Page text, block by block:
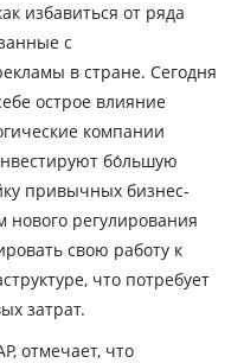
избавиться от ряда
с
в стране. Сегодня
острое влияние
компании
бо́льшую
привычных бизнес-
нового регулирования
свою работу к
что потребует
затрат.
отмечает, что